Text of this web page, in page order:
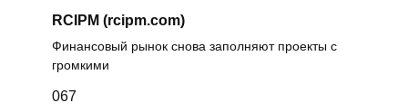
RCIPM (rcipm.com)
Финансовый рынок снова заполняют проекты с
громкими
067